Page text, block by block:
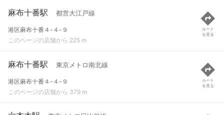
麻布十番駅 都営大江戸線
港区麻布十番４-４-９
このページの店舗から 225 m
ルート
を見る
麻布十番駅 東京メトロ南北線
港区麻布十番４-４-９
このページの店舗から 379 m
ルート
を見る